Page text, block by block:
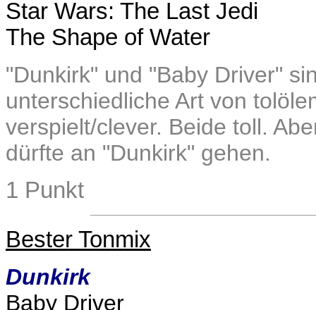
Star Wars: The Last Jedi
The Shape of Water
"Dunkirk" und "Baby Driver"
unterschiedliche Art von
verspielt/clever. Beide toll.
dürfte an "Dunkirk" gehen.
1 Punkt
Bester Tonmix
Dunkirk
Baby Driver